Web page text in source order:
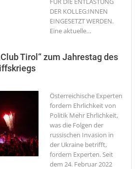
DER KOLLEG:INNEN
EINGESETZT WERDEN.
Eine aktuelle…
Tirol“ zum Jahrestag des
Österreichische Experten
fordern Ehrlichkeit von
Politik Mehr Ehrlichkeit,
was die Folgen der
russischen Invasion in
der Ukraine betrifft,
fordern Experten. Seit
dem 24. Februar 2022